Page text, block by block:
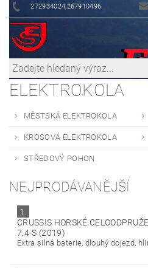
272934024,267910496
ELEKTROKOLA
MĚSTSKÁ ELEKTROKOLA
KROSOVÁ ELEKTROKOLA
STŘEDOVÝ POHON
NEJPRODÁVANĚJŠÍ
1.
CRUSSIS HORSKÉ
7.4-S (2019)
Extra silná baterie, dlouhý dojezd,